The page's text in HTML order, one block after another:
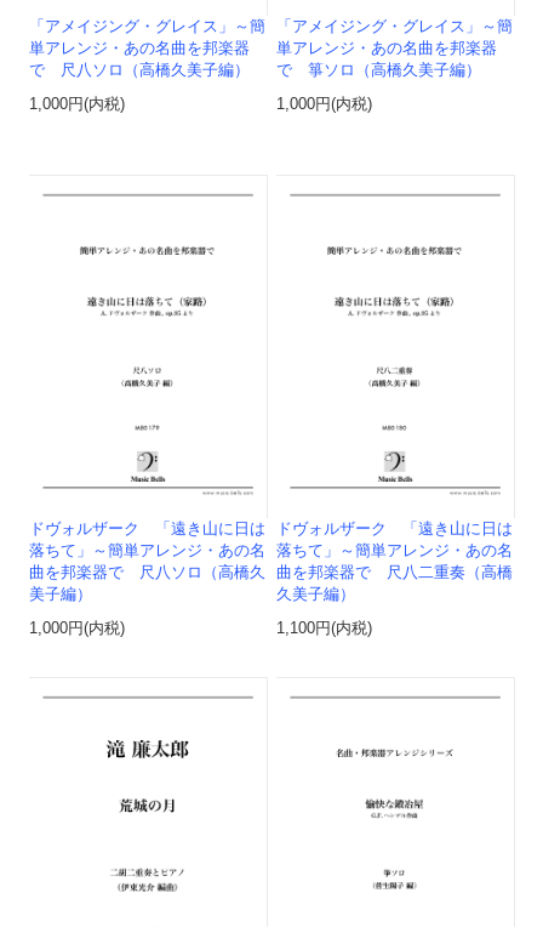
「アメイジング・グレイス」～簡
単アレンジ・あの名曲を邦楽器
で 尺八ソロ（高橋久美子編）
1,000円(内税)
「アメイジング・グレイス」～簡
単アレンジ・あの名曲を邦楽器
で 箏ソロ（高橋久美子編）
1,000円(内税)
ドヴォルザーク 「遠き山に日は
落ちて」～簡単アレンジ・あの名
曲を邦楽器で 尺八ソロ（高橋久
美子編）
1,000円(内税)
ドヴォルザーク 「遠き山に日は
落ちて」～簡単アレンジ・あの名
曲を邦楽器で 尺八二重奏（高橋
久美子編）
1,100円(内税)